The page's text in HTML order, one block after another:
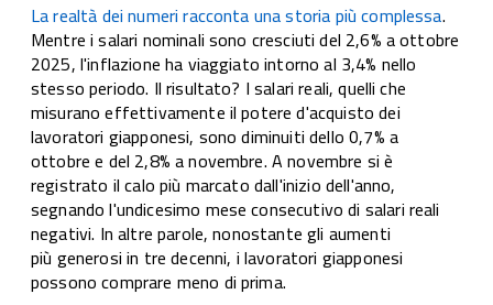
La realtà dei numeri racconta una storia più complessa.
Mentre i salari nominali sono cresciuti del 2,6% a ottobre
2025, l'inflazione ha viaggiato intorno al 3,4% nello
stesso periodo. Il risultato? I salari reali, quelli che
misurano effettivamente il potere d'acquisto dei
lavoratori giapponesi, sono diminuiti dello 0,7% a
ottobre e del 2,8% a novembre. A novembre si è
registrato il calo più marcato dall'inizio dell'anno,
segnando l'undicesimo mese consecutivo di salari reali
negativi. In altre parole, nonostante gli aumenti
più generosi in tre decenni, i lavoratori giapponesi
possono comprare meno di prima.